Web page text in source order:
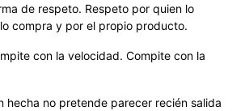
de respeto. Respeto por quien lo
compra y por el propio producto.
con la velocidad. Compite con la
hecha no pretende parecer recién salida